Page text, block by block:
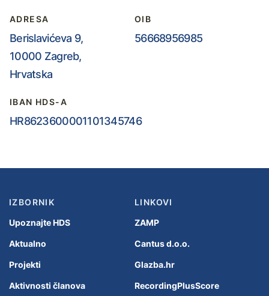
ADRESA
Berislavićeva 9,
10000 Zagreb,
Hrvatska
OIB
56668956985
IBAN HDS-A
HR8623600001101345746
IZBORNIK
Upoznajte HDS
Aktualno
Projekti
Aktivnosti članova
LINKOVI
ZAMP
Cantus d.o.o.
Glazba.hr
RecordingPlusScore